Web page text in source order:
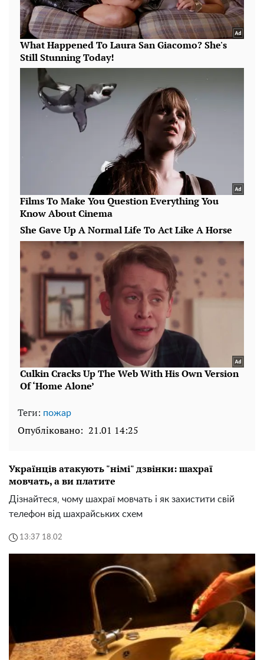
Теги: пожар
Опубліковано: 21.01 14:25
Українців атакують "німі" дзвінки: шахраї
мовчать, а ви платите
Дізнайтеся, чому шахраї мовчать і як захистити свій
телефон від шахрайських схем
13:37 18.02